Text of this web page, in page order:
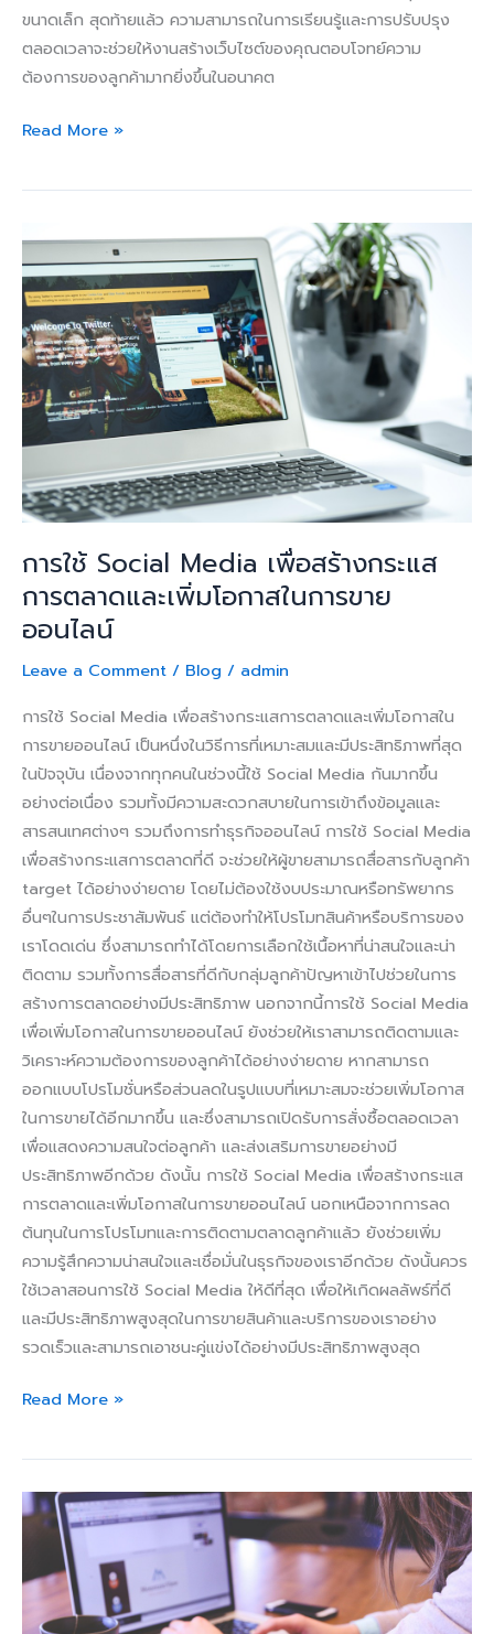
ขนาดเล็ก สุดท้ายแล้ว ความสามารถในการเรียนรู้และการปรับปรุง
ตลอดเวลาจะช่วยให้งานสร้างเว็บไซต์ของคุณตอบโจทย์ความ
ต้องการของลูกค้ามากยิ่งขึ้นในอนาคต
Read More »
การใช้ Social Media เพื่อสร้างกระแส
การตลาดและเพิ่มโอกาสในการขาย
ออนไลน์
Leave a Comment / Blog / admin
การใช้ Social Media เพื่อสร้างกระแสการตลาดและเพิ่มโอกาสใน
การขายออนไลน์ เป็นหนึ่งในวิธีการที่เหมาะสมและมีประสิทธิภาพที่สุด
ในปัจจุบัน เนื่องจากทุกคนในช่วงนี้ใช้ Social Media กันมากขึ้น
อย่างต่อเนื่อง รวมทั้งมีความสะดวกสบายในการเข้าถึงข้อมูลและ
สารสนเทศต่างๆ รวมถึงการทำธุรกิจออนไลน์ การใช้ Social Media
เพื่อสร้างกระแสการตลาดที่ดี จะช่วยให้ผู้ขายสามารถสื่อสารกับลูกค้า
target ได้อย่างง่ายดาย โดยไม่ต้องใช้งบประมาณหรือทรัพยากร
อื่นๆในการประชาสัมพันธ์ แต่ต้องทำให้โปรโมทสินค้าหรือบริการของ
เราโดดเด่น ซึ่งสามารถทำได้โดยการเลือกใช้เนื้อหาที่น่าสนใจและน่า
ติดตาม รวมทั้งการสื่อสารที่ดีกับกลุ่มลูกค้าปัญหาเข้าไปช่วยในการ
สร้างการตลาดอย่างมีประสิทธิภาพ นอกจากนี้การใช้ Social Media
เพื่อเพิ่มโอกาสในการขายออนไลน์ ยังช่วยให้เราสามารถติดตามและ
วิเคราะห์ความต้องการของลูกค้าได้อย่างง่ายดาย หากสามารถ
ออกแบบโปรโมชั่นหรือส่วนลดในรูปแบบที่เหมาะสมจะช่วยเพิ่มโอกาส
ในการขายได้อีกมากขึ้น และซึ่งสามารถเปิดรับการสั่งซื้อตลอดเวลา
เพื่อแสดงความสนใจต่อลูกค้า และส่งเสริมการขายอย่างมี
ประสิทธิภาพอีกด้วย ดังนั้น การใช้ Social Media เพื่อสร้างกระแส
การตลาดและเพิ่มโอกาสในการขายออนไลน์ นอกเหนือจากการลด
ต้นทุนในการโปรโมทและการติดตามตลาดลูกค้าแล้ว ยังช่วยเพิ่ม
ความรู้สึกความน่าสนใจและเชื่อมั่นในธุรกิจของเราอีกด้วย ดังนั้นควร
ใช้เวลาสอนการใช้ Social Media ให้ดีที่สุด เพื่อให้เกิดผลลัพธ์ที่ดี
และมีประสิทธิภาพสูงสุดในการขายสินค้าและบริการของเราอย่าง
รวดเร็วและสามารถเอาชนะคู่แข่งได้อย่างมีประสิทธิภาพสูงสุด
การ
ใช้
Social
Media
เพื่อ
สร้าง
กระแส
และ
เพิ่ม
โอกาส
ใน
การ
ขาย
ออนไลน์
Read More »
ปัญหา
ใน
การ